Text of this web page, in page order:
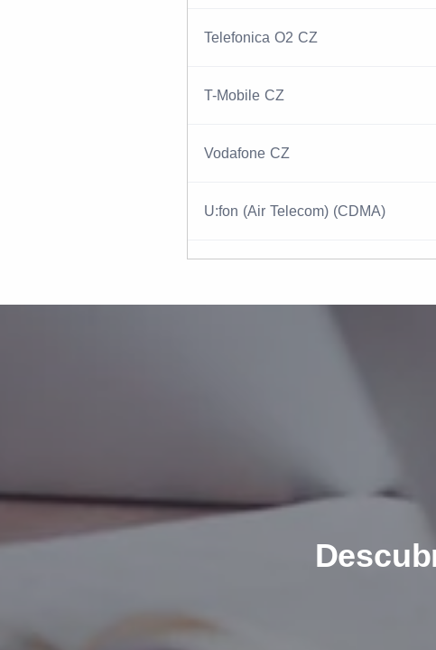
Telefonica O2 CZ
T-Mobile CZ
Vodafone CZ
U:fon (Air Telecom) (CDMA)